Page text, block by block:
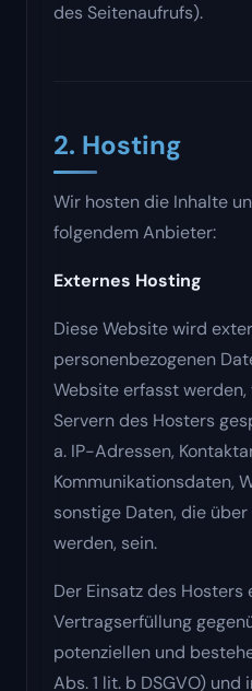
des Seitenaufrufs).
2. Hosting
Wir hosten die Inhalte
folgendem Anbieter:
Externes Hosting
Diese Website wird
personenbezogenen
Website erfasst
Servern des Hosters
a. IP-Adressen,
Kommunikationsdaten,
sonstige Daten, die
werden, sein.
Der Einsatz des
Vertragserfüllung
potenziellen und
Abs. 1 lit. b DSGVO)